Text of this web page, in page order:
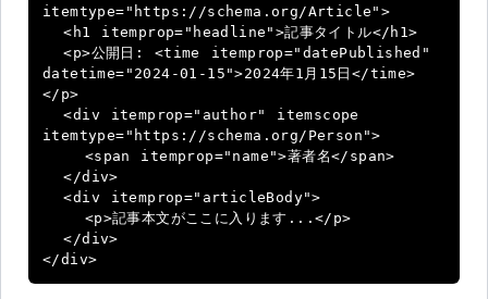
itemtype="https://schema.org/Article">
  <h1 itemprop="headline">記事タイトル</h1>
  <p>公開日: <time itemprop="datePublished"
datetime="2024-01-15">2024年1月15日</time>
</p>
  <div itemprop="author" itemscope
itemtype="https://schema.org/Person">
  </div>
  <div itemprop="articleBody">
  </div>
</div>